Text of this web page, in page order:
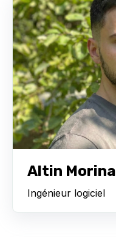
Altin Morina
Ingénieur logiciel